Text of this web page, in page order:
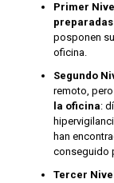
Primer Nivel
posponen
oficina.
Segundo
remoto, pero
la oficina:
han
conseguido
Tercer